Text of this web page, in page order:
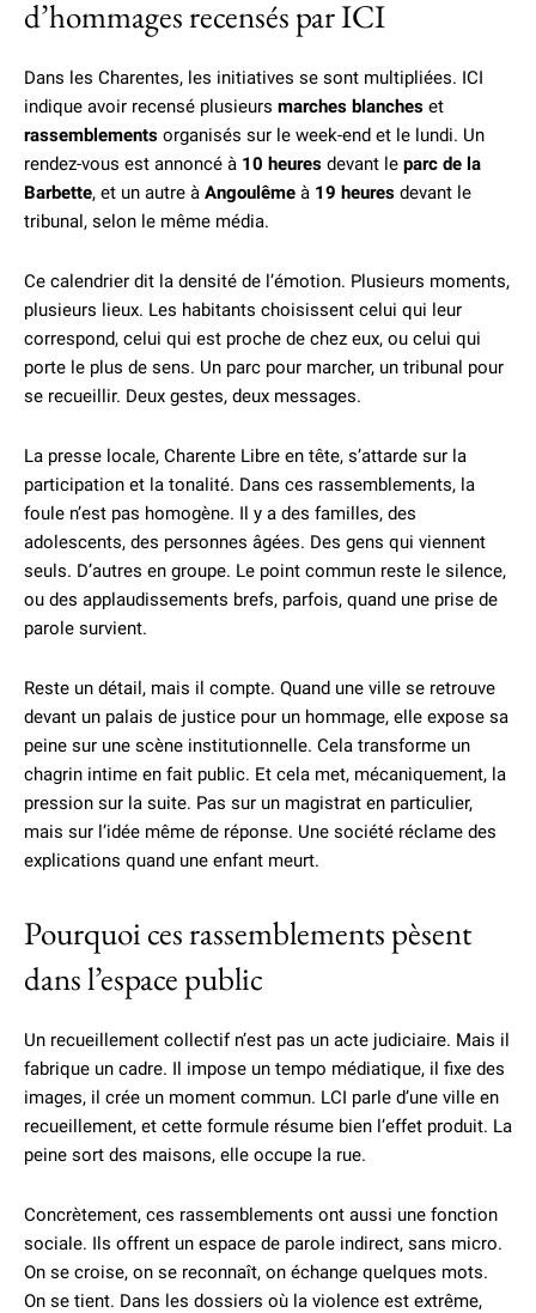
d’hommages recensés par ICI
Dans les Charentes, les initiatives se sont multipliées. ICI
indique avoir recensé plusieurs marches blanches et
rassemblements organisés sur le week-end et le lundi. Un
rendez-vous est annoncé à 10 heures devant le parc de la
Barbette, et un autre à Angoulême à 19 heures devant le
tribunal, selon le même média.
Ce calendrier dit la densité de l’émotion. Plusieurs moments,
plusieurs lieux. Les habitants choisissent celui qui leur
correspond, celui qui est proche de chez eux, ou celui qui
porte le plus de sens. Un parc pour marcher, un tribunal pour
se recueillir. Deux gestes, deux messages.
La presse locale, Charente Libre en tête, s’attarde sur la
participation et la tonalité. Dans ces rassemblements, la
foule n’est pas homogène. Il y a des familles, des
adolescents, des personnes âgées. Des gens qui viennent
seuls. D’autres en groupe. Le point commun reste le silence,
ou des applaudissements brefs, parfois, quand une prise de
parole survient.
Reste un détail, mais il compte. Quand une ville se retrouve
devant un palais de justice pour un hommage, elle expose sa
peine sur une scène institutionnelle. Cela transforme un
chagrin intime en fait public. Et cela met, mécaniquement, la
pression sur la suite. Pas sur un magistrat en particulier,
mais sur l’idée même de réponse. Une société réclame des
explications quand une enfant meurt.
Pourquoi ces rassemblements pèsent
dans l’espace public
Un recueillement collectif n’est pas un acte judiciaire. Mais il
fabrique un cadre. Il impose un tempo médiatique, il fixe des
images, il crée un moment commun. LCI parle d’une ville en
recueillement, et cette formule résume bien l’effet produit. La
peine sort des maisons, elle occupe la rue.
Concrètement, ces rassemblements ont aussi une fonction
sociale. Ils offrent un espace de parole indirect, sans micro.
On se croise, on se reconnaît, on échange quelques mots.
On se tient. Dans les dossiers où la violence est extrême,